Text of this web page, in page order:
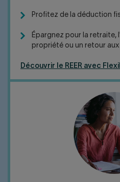
Profitez de la déduction
Épargnez pour la retraite,
propriété ou un retour
Découvrir le REER avec